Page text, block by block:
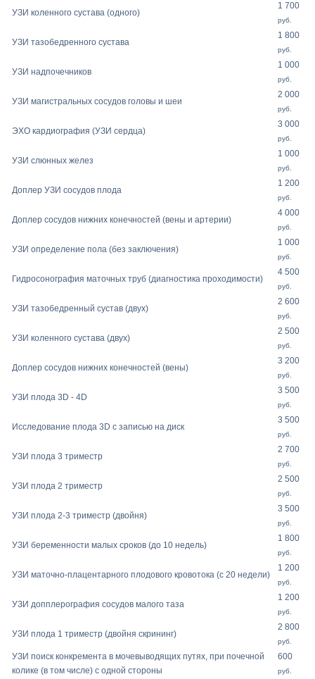
УЗИ коленного сустава (одного)
1 700
руб.
УЗИ тазобедренного сустава
1 800
руб.
УЗИ надпочечников
1 000
руб.
УЗИ магистральных сосудов головы и шеи
2 000
руб.
ЭХО кардиография (УЗИ сердца)
3 000
руб.
УЗИ слюнных желез
1 000
руб.
Доплер УЗИ сосудов плода
1 200
руб.
Доплер сосудов нижних конечностей (вены и артерии)
4 000
руб.
УЗИ определение пола (без заключения)
1 000
руб.
Гидросонография маточных труб (диагностика проходимости)
4 500
руб.
УЗИ тазобедренный сустав (двух)
2 600
руб.
УЗИ коленного сустава (двух)
2 500
руб.
Доплер сосудов нижних конечностей (вены)
3 200
руб.
УЗИ плода 3D - 4D
3 500
руб.
Исследование плода 3D с записью на диск
3 500
руб.
УЗИ плода 3 триместр
2 700
руб.
УЗИ плода 2 триместр
2 500
руб.
УЗИ плода 2-3 триместр (двойня)
3 500
руб.
УЗИ беременности малых сроков (до 10 недель)
1 800
руб.
УЗИ маточно-плацентарного плодового кровотока (с 20 недели)
1 200
руб.
УЗИ допплерография сосудов малого таза
1 200
руб.
УЗИ плода 1 триместр (двойня скрининг)
2 800
руб.
УЗИ поиск конкремента в мочевыводящих путях, при почечной
колике (в том числе) с одной стороны
600
руб.